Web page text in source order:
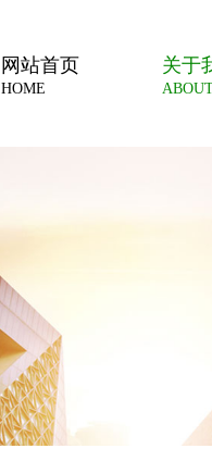
网站首页
HOME
关于